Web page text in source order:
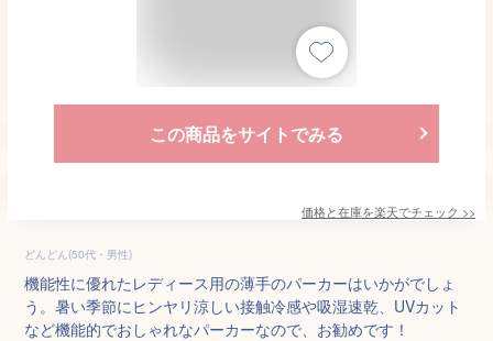
この商品をサイトでみる
価格と在庫を楽天でチェック >>
どんどん(50代・男性)
機能性に優れたレディース用の薄手のパーカーはいかがでしょ
う。暑い季節にヒンヤリ涼しい接触冷感や吸湿速乾、UVカット
など機能的でおしゃれなパーカーなので、お勧めです！